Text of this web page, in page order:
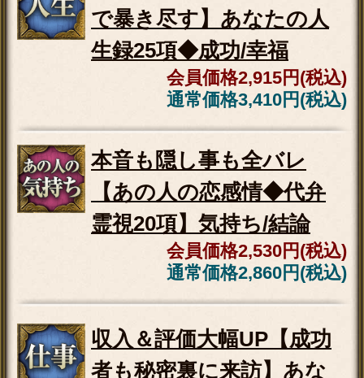
交際日は●月●日【次あなたと恋に落ちる異性】
縁結び霊視◆結婚可否
本音も隠し事も全バレ【あの人の恋感情◆代弁
霊視20項】気持ち/結論
※SAMPLE※